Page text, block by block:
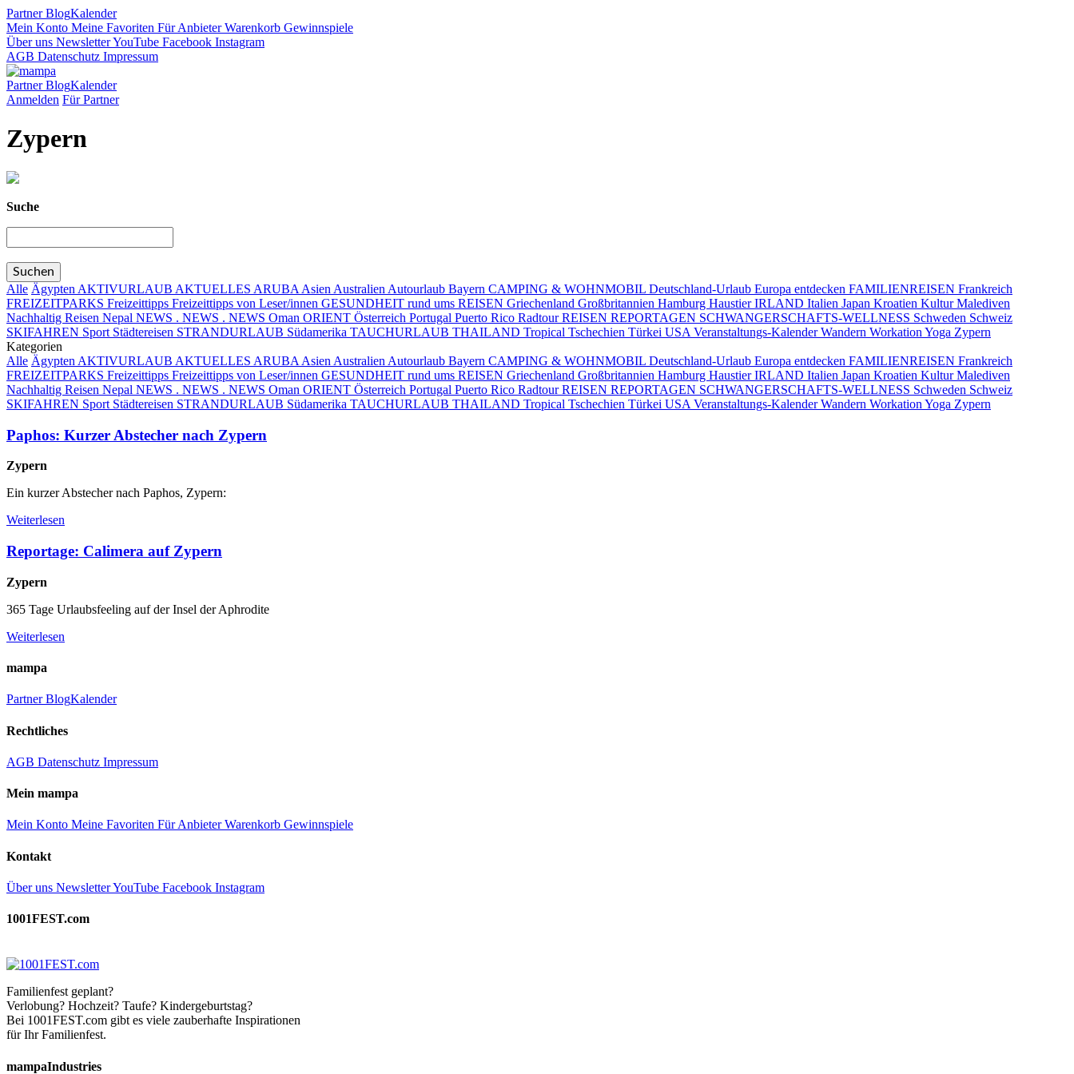
PartnerBlogKalender
Mein Konto Meine Favoriten Für AnbieterWarenkorb Gewinnspiele
Über uns NewsletterYouTube Facebook Instagram
AGB Datenschutz Impressum
PartnerBlogKalender
Anmelden Für Partner
Zypern
Suche
Alle Ägypten AKTIVURLAUB AKTUELLES ARUBA Asien Australien Autourlaub Bayern CAMPING & WOHNMOBIL Deutschland-Urlaub Europa entdecken FAMILIENREISEN Frankreich
FREIZEITPARKS Freizeittipps Freizeittipps von Leser/innen GESUNDHEIT rund ums REISEN Griechenland Großbritannien Hamburg HaustierIRLAND Italien Japan Kroatien KulturMalediven
Nachhaltig Reisen Nepal NEWS . NEWS . NEWS Oman ORIENT Österreich Portugal Puerto Rico RadtourREISEN REPORTAGEN SCHWANGERSCHAFTS-WELLNESS Schweden Schweiz
SKIFAHREN Sport Städtereisen STRANDURLAUB Südamerika TAUCHURLAUB THAILAND Tropical Tschechien Türkei USA Veranstaltungs-KalenderWandern Workation Yoga Zypern
Kategorien
Alle Ägypten AKTIVURLAUB AKTUELLES ARUBA Asien Australien Autourlaub Bayern CAMPING & WOHNMOBIL Deutschland-Urlaub Europa entdecken FAMILIENREISEN Frankreich
FREIZEITPARKS Freizeittipps Freizeittipps von Leser/innen GESUNDHEIT rund ums REISEN Griechenland Großbritannien Hamburg HaustierIRLAND Italien Japan Kroatien KulturMalediven
Nachhaltig Reisen Nepal NEWS . NEWS . NEWS Oman ORIENT Österreich Portugal Puerto Rico RadtourREISEN REPORTAGEN SCHWANGERSCHAFTS-WELLNESS Schweden Schweiz
SKIFAHREN Sport Städtereisen STRANDURLAUB Südamerika TAUCHURLAUB THAILAND Tropical Tschechien Türkei USA Veranstaltungs-KalenderWandern Workation Yoga Zypern
Paphos: Kurzer Abstecher nach Zypern
Zypern
Ein kurzer Abstecher nach Paphos, Zypern:
Weiterlesen
Reportage: Calimera auf Zypern
Zypern
365 Tage Urlaubsfeeling auf der Insel der Aphrodite
Weiterlesen
mampa
PartnerBlogKalender
Rechtliches
AGB Datenschutz Impressum
Mein mampa
Mein Konto Meine Favoriten Für AnbieterWarenkorb Gewinnspiele
Kontakt
Über uns NewsletterYouTube Facebook Instagram
1001FEST.com
Familienfest geplant?
Verlobung? Hochzeit? Taufe? Kindergeburtstag?
Bei 1001FEST.com gibt es viele zauberhafte Inspirationen
für Ihr Familienfest.
mampaIndustries